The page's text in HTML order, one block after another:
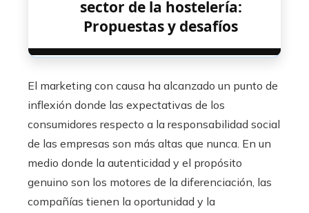
sector de la hostelería:
Propuestas y desafíos
El marketing con causa ha alcanzado un punto de
inflexión donde las expectativas de los
consumidores respecto a la responsabilidad social
de las empresas son más altas que nunca. En un
medio donde la autenticidad y el propósito
genuino son los motores de la diferenciación, las
compañías tienen la oportunidad y la